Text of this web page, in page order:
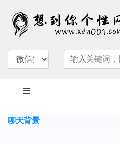
聊天背景